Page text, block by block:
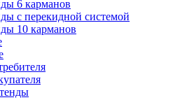
6 карманов
с перекидной системой
10 карманов